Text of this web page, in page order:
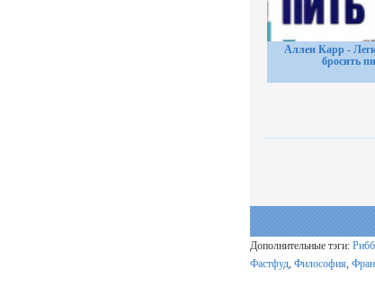
Аллен Карр -
бросить
Дополнительные тэги:
Фастфуд, Философия,